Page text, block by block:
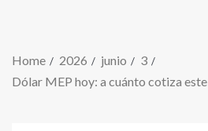
Home 2026 junio
3
Dólar MEP hoy: a cuánto cotiza